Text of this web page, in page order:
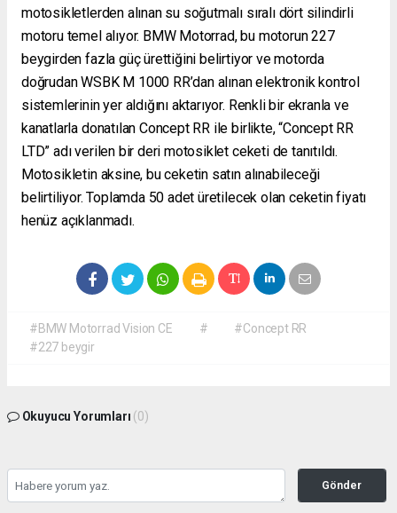
motosikletlerden alınan su soğutmalı sıralı dört silindirli
motoru temel alıyor. BMW Motorrad, bu motorun 227
beygirden fazla güç ürettiğini belirtiyor ve motorda
doğrudan WSBK M 1000 RR’dan alınan elektronik kontrol
sistemlerinin yer aldığını aktarıyor. Renkli bir ekranla ve
kanatlarla donatılan Concept RR ile birlikte, “Concept RR
LTD” adı verilen bir deri motosiklet ceketi de tanıtıldı.
Motosikletin aksine, bu ceketin satın alınabileceği
belirtiliyor. Toplamda 50 adet üretilecek olan ceketin fiyatı
henüz açıklanmadı.
#BMW Motorrad Vision CE #
#Concept RR
#227 beygir
Okuyucu Yorumları (0)
Gönder